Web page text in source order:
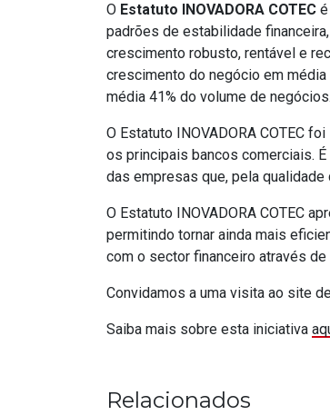
O Estatuto INOVADORA COTEC
padrões de estabilidade
crescimento robusto, rentável e
crescimento do negócio em
média 41% do volume de negócios.
O Estatuto INOVADORA COTEC
os principais bancos comerciais.
das empresas que, pela
O Estatuto INOVADORA COTEC
permitindo tornar ainda mais
com o sector financeiro através
Convidamos a uma visita ao site
Saiba mais sobre esta iniciativa
Relacionados